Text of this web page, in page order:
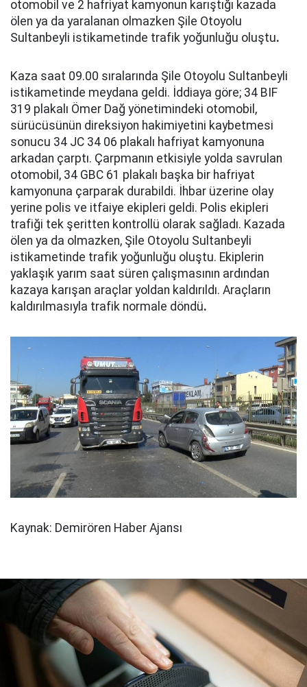
otomobil ve 2 hafriyat kamyonun karıştığı kazada
ölen ya da yaralanan olmazken Şile Otoyolu
Sultanbeyli istikametinde trafik yoğunluğu oluştu.
Kaza saat 09.00 sıralarında Şile Otoyolu Sultanbeyli
istikametinde meydana geldi. İddiaya göre; 34 BIF
319 plakalı Ömer Dağ yönetimindeki otomobil,
sürücüsünün direksiyon hakimiyetini kaybetmesi
sonucu 34 JC 34 06 plakalı hafriyat kamyonuna
arkadan çarptı. Çarpmanın etkisiyle yolda savrulan
otomobil, 34 GBC 61 plakalı başka bir hafriyat
kamyonuna çarparak durabildi. İhbar üzerine olay
yerine polis ve itfaiye ekipleri geldi. Polis ekipleri
trafiği tek şeritten kontrollü olarak sağladı. Kazada
ölen ya da olmazken, Şile Otoyolu Sultanbeyli
istikametinde trafik yoğunluğu oluştu. Ekiplerin
yaklaşık yarım saat süren çalışmasının ardından
kazaya karışan araçlar yoldan kaldırıldı. Araçların
kaldırılmasıyla trafik normale döndü.
Kaynak: Demirören Haber Ajansı